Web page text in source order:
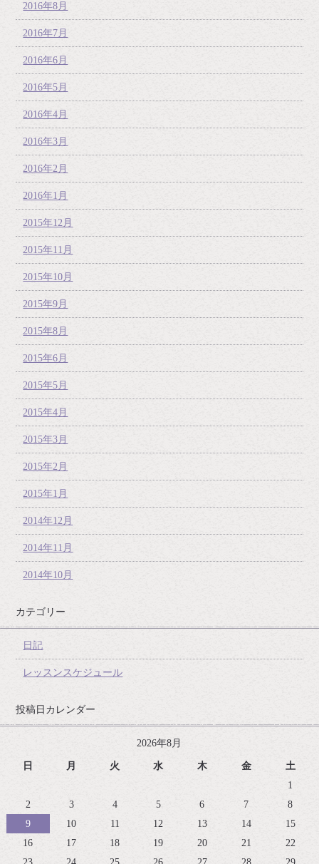
2016年8月
2016年7月
2016年6月
2016年5月
2016年4月
2016年3月
2016年2月
2016年1月
2015年12月
2015年11月
2015年10月
2015年9月
2015年8月
2015年6月
2015年5月
2015年4月
2015年3月
2015年2月
2015年1月
2014年12月
2014年11月
2014年10月
カテゴリー
日記
レッスンスケジュール
投稿日カレンダー
2026年8月
日 月 火 水 木 金
土
1
2
3 4 5 6 7
8
9
10 11 12 13 14
15
16
17 18 19 20 21
22